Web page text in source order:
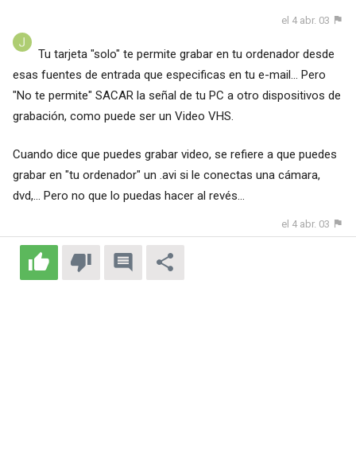
el 4 abr. 03
Tu tarjeta "solo" te permite grabar en tu ordenador desde
esas fuentes de entrada que especificas en tu e-mail... Pero
"No te permite" SACAR la señal de tu PC a otro dispositivos de
grabación, como puede ser un Video VHS.
Cuando dice que puedes grabar video, se refiere a que puedes
grabar en "tu ordenador" un .avi si le conectas una cámara,
dvd,... Pero no que lo puedas hacer al revés...
el 4 abr. 03